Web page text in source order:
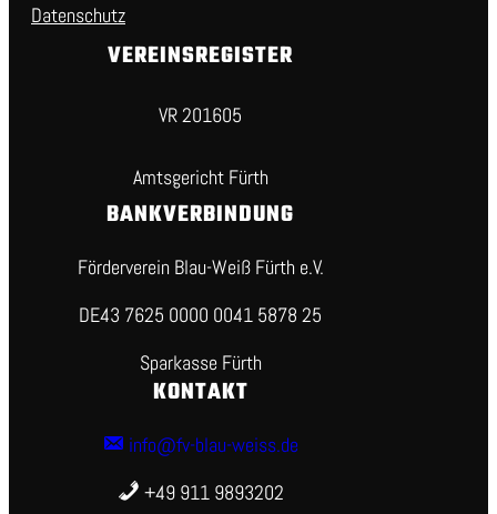
Datenschutz
VEREINSREGISTER
VR 201605
Amtsgericht Fürth
BANKVERBINDUNG
Förderverein Blau-Weiß Fürth e.V.
DE43 7625 0000 0041 5878 25
Sparkasse Fürth
KONTAKT
info@fv-blau-weiss.de
+49 911 9893202